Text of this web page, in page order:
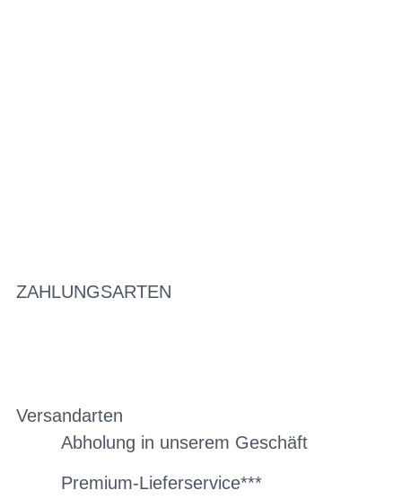
ZAHLUNGSARTEN
Versandarten
Abholung in unserem Geschäft
Premium-Lieferservice***